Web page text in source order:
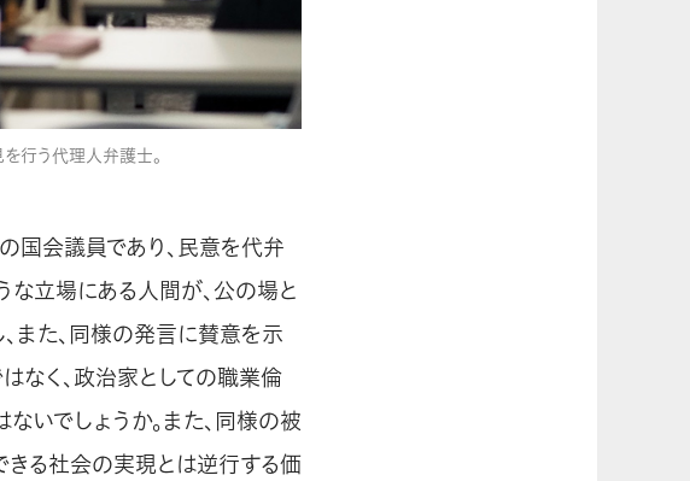
行う代理人弁護士。
会議員であり、民意を代弁
な立場にある人間が、公の場と
また、同様の発言に賛意を示
なく、政治家としての職業倫
いでしょうか。また、同様の被
きる社会の実現とは逆行する価